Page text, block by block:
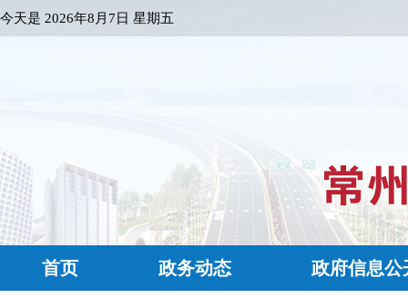
今天是 2026年8月7日 星期五
首页 政务动态 政府信息公